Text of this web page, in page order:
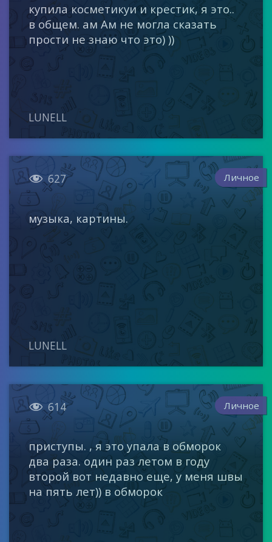
купила косметикуи и крестик, я это..
в общем. ам Ам не могла сказать
прости не знаю что это) ))
LUNELL
 627 Личное
музыка, картины.
LUNELL
 614 Личное
приступы. , я это упала в обморок
два раза. один раз летом в году
второй вот недавно еще, у меня швы
на пять лет)) в обморок